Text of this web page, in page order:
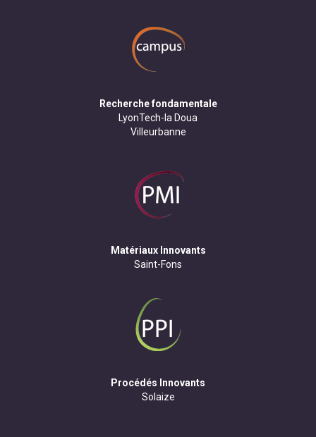
Recherche fondamentale
LyonTech-la Doua
Villeurbanne
Matériaux Innovants
Saint-Fons
Procédés Innovants
Solaize